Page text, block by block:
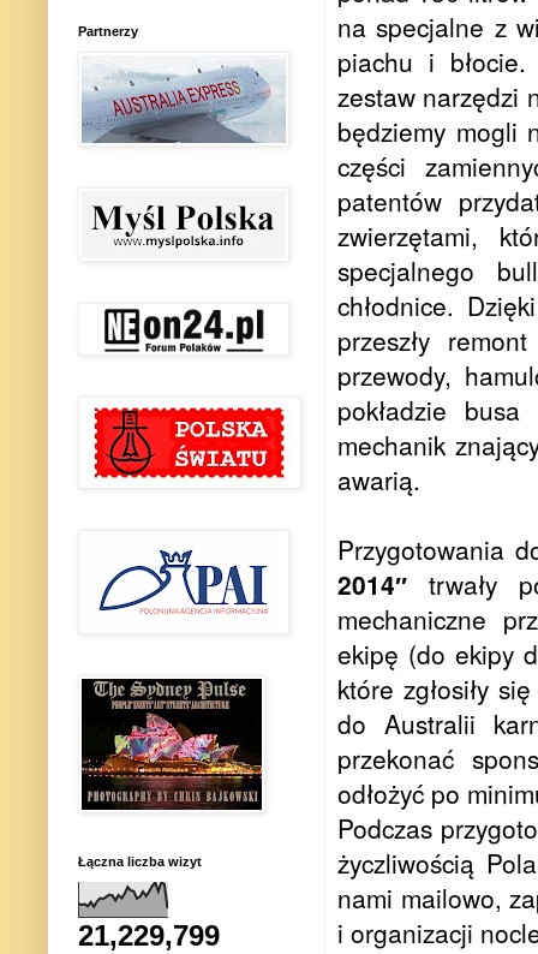
na specjalne z
piachu i
zestaw narzędzi
będziemy mogli
części
patentów
zwierzętami,
specjalnego
chłodnice.
przeszły
przewody,
pokładzie
mechanik
awarią.
Przygotowania
2014″ trwały
mechaniczne
ekipę (do ekipy
które zgłosiły
do Australii
przekonać
odłożyć po
Podczas
życzliwością
nami mailowo,
i organizacji
Partnerzy
Łączna liczba wizyt
21,229,799